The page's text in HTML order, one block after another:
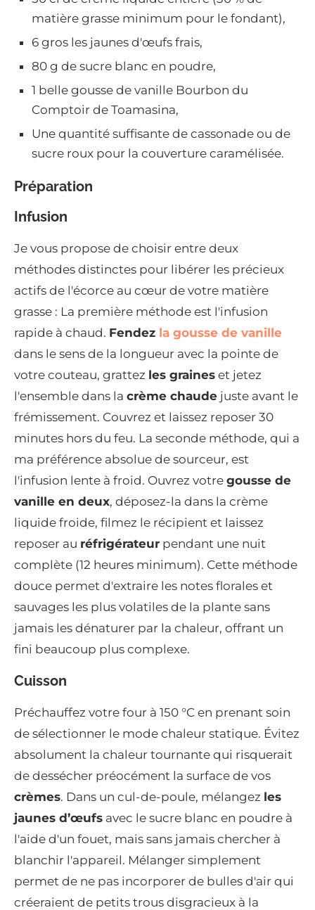
matière grasse minimum pour le fondant),
6 gros les jaunes d'œufs frais,
80 g de sucre blanc en poudre,
1 belle gousse de vanille Bourbon du
Comptoir de Toamasina,
Une quantité suffisante de cassonade ou de
sucre roux pour la couverture caramélisée.
Préparation
Infusion
Je vous propose de choisir entre deux
méthodes distinctes pour libérer les précieux
actifs de l'écorce au cœur de votre matière
grasse : La première méthode est l'infusion
rapide à chaud. Fendez la gousse de vanille
dans le sens de la longueur avec la pointe de
votre couteau, grattez les graines et jetez
l'ensemble dans la crème chaude juste avant le
frémissement. Couvrez et laissez reposer 30
minutes hors du feu. La seconde méthode, qui a
ma préférence absolue de sourceur, est
l'infusion lente à froid. Ouvrez votre gousse de
vanille en deux, déposez-la dans la crème
liquide froide, filmez le récipient et laissez
reposer au réfrigérateur pendant une nuit
complète (12 heures minimum). Cette méthode
douce permet d'extraire les notes florales et
sauvages les plus volatiles de la plante sans
jamais les dénaturer par la chaleur, offrant un
fini beaucoup plus complexe.
Cuisson
Préchauffez votre four à 150 °C en prenant soin
de sélectionner le mode chaleur statique. Évitez
absolument la chaleur tournante qui risquerait
de dessécher préocément la surface de vos
crèmes. Dans un cul-de-poule, mélangez les
jaunes d’œufs avec le sucre blanc en poudre à
l'aide d'un fouet, mais sans jamais chercher à
blanchir l'appareil. Mélanger simplement
permet de ne pas incorporer de bulles d'air qui
créeraient de petits trous disgracieux à la